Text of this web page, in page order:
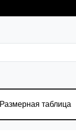
Размерная таблица